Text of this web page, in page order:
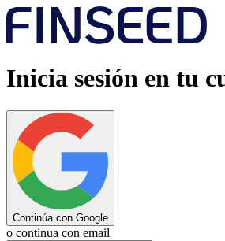
Inicia sesión en tu
Continúa con Google
o continua con email